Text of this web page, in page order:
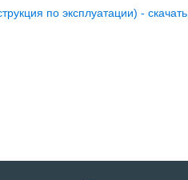
по эксплуатации) - скачать.